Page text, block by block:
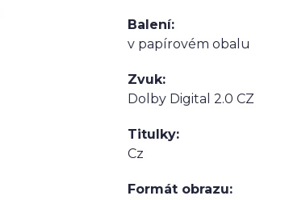
Balení
v papírovém obalu
Zvuk
Dolby Digital 2.0 CZ
Titulky
Cz
Formát obrazu